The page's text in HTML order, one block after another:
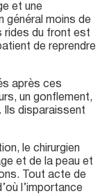
et une
général moins de
rides du front est
de reprendre
après ces
un gonflement,
Ils disparaissent
le chirurgien
et de la peau et
Tout acte de
l’importance